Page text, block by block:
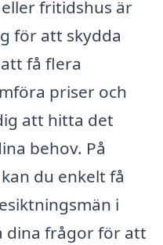
fritidshus är
för att skydda
få flera
priser och
att hitta det
behov. På
kan du enkelt få
i
dina frågor för att